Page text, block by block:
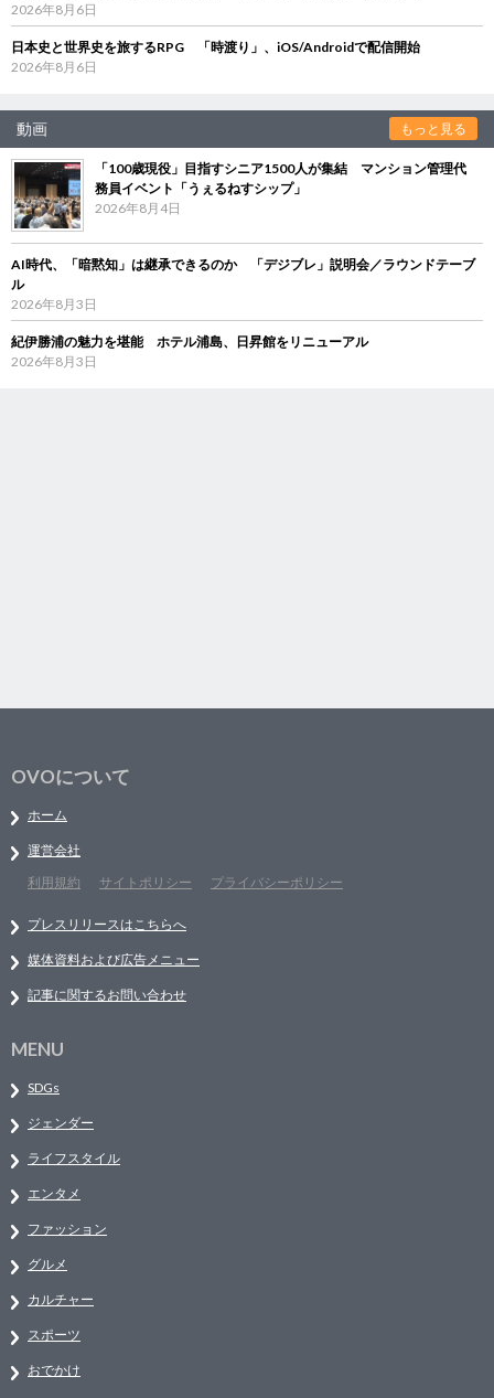
2026年8月6日
日本史と世界史を旅するRPG 「時渡り」、iOS/Androidで配信開始
2026年8月6日
動画 もっと見る
「100歳現役」目指すシニア1500人が集結 マンション管理代
務員イベント「うぇるねすシップ」
2026年8月4日
AI時代、「暗黙知」は継承できるのか 「デジブレ」説明会／ラウンドテーブ
ル
2026年8月3日
紀伊勝浦の魅力を堪能 ホテル浦島、日昇館をリニューアル
2026年8月3日
OVOについて
ホーム
運営会社
利用規約
サイトポリシー プライバシーポリシー
プレスリリースはこちらへ
媒体資料および広告メニュー
記事に関するお問い合わせ
MENU
SDGs
ジェンダー
ライフスタイル
エンタメ
ファッション
グルメ
カルチャー
スポーツ
おでかけ